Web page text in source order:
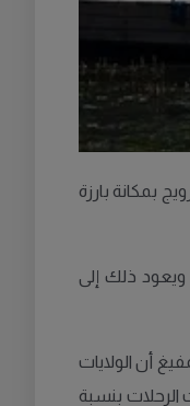
بمكانة بارزة
ويعود ذلك إلى
أن الولايات
الرحلات بنسبة